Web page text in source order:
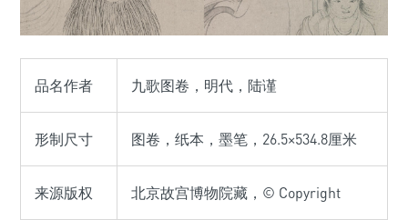
品名作者 九歌图卷，明代，陆谨
形制尺寸 图卷，纸本，墨笔，26.5×534.8厘米
来源版权 北京故宫博物院藏，© Copyright